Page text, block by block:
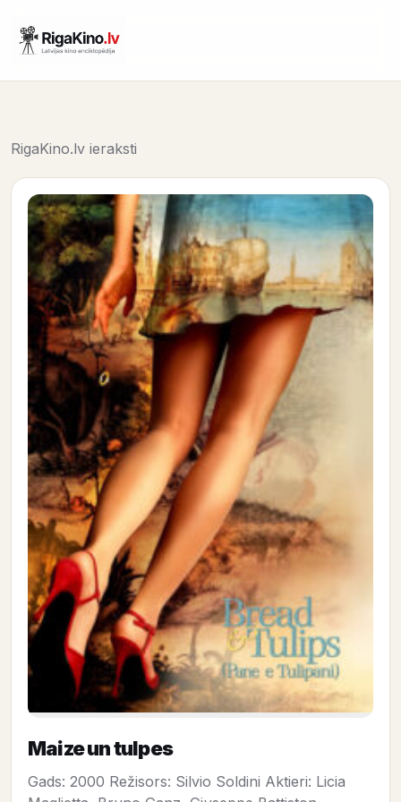
RigaKino.lv ieraksti
Maize un tulpes
Gads: 2000 Režisors: Silvio Soldini Aktieri: Licia